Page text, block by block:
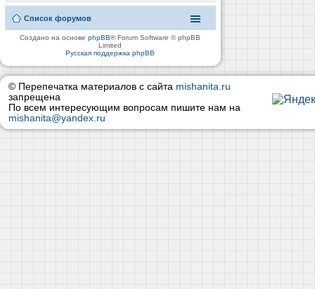
Список форумов
Создано на основеphpBB® Forum Software © phpBB
Limited
Русская поддержка phpBB
© Перепечатка материалов с сайта mishanita.ru
запрещена
По всем интересующим вопросам пишите нам на
mishanita@yandex.ru